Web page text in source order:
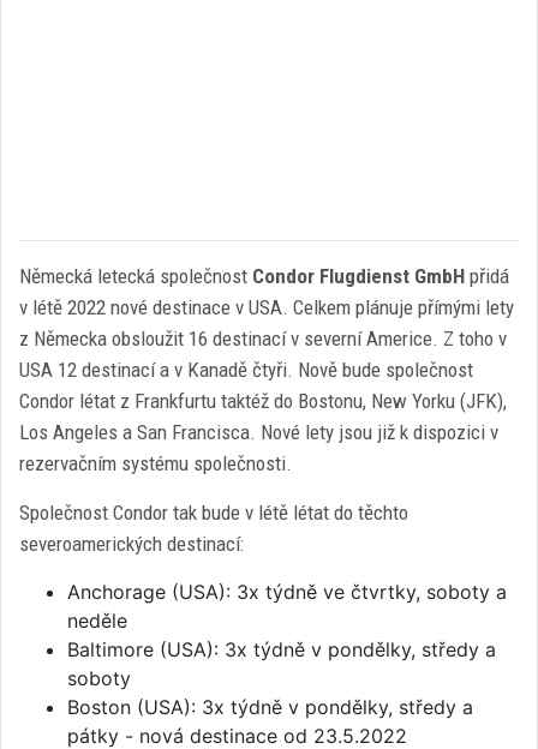
Německá letecká společnost Condor Flugdienst GmbH přidá
v létě 2022 nové destinace v USA. Celkem plánuje přímými lety
z Německa obsloužit 16 destinací v severní Americe. Z toho v
USA 12 destinací a v Kanadě čtyři. Nově bude společnost
Condor létat z Frankfurtu taktéž do Bostonu, New Yorku (JFK),
Los Angeles a San Francisca. Nové lety jsou již k dispozici v
rezervačním systému společnosti.
Společnost Condor tak bude v létě létat do těchto
severoamerických destinací:
Anchorage (USA): 3x týdně ve čtvrtky, soboty a
neděle
Baltimore (USA): 3x týdně v pondělky, středy a
soboty
Boston (USA): 3x týdně v pondělky, středy a
pátky - nová destinace od 23.5.2022